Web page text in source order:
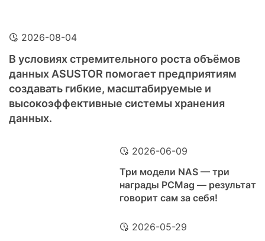
2026-08-04
В условиях стремительного роста объёмов
данных ASUSTOR помогает предприятиям
создавать гибкие, масштабируемые и
высокоэффективные системы хранения
данных.
2026-06-09
Три модели NAS — три
награды PCMag — результат
говорит сам за себя!
2026-05-29